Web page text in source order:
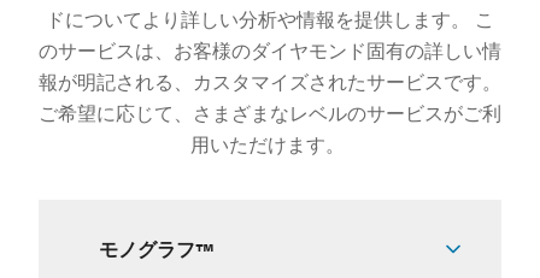
ドについてより詳しい分析や情報を提供します。 こ
のサービスは、お客様のダイヤモンド固有の詳しい情
報が明記される、カスタマイズされたサービスです。
ご希望に応じて、さまざまなレベルのサービスがご利
用いただけます。
モノグラフ™